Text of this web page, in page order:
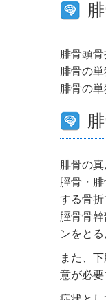
腓骨頭
腓骨の
腓骨の
腓骨の
脛骨・
する骨折
脛骨骨
ンをと
また、
意が必要